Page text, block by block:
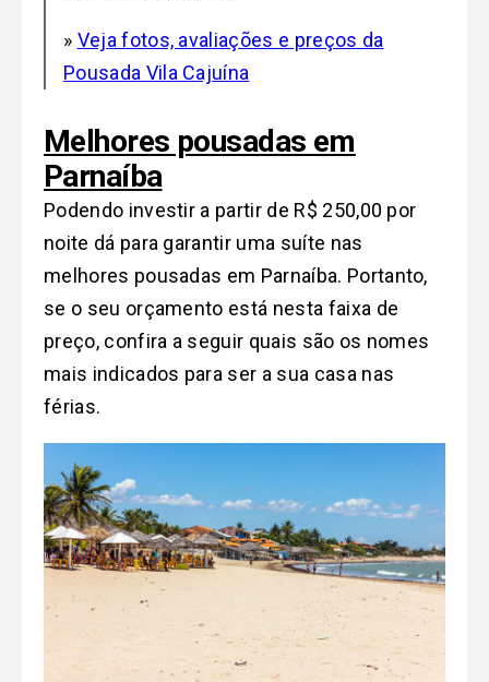
» Veja fotos, avaliações e preços da
Pousada Vila Cajuína
Melhores pousadas em
Parnaíba
Podendo investir a partir de R$ 250,00 por
noite dá para garantir uma suíte nas
melhores pousadas em Parnaíba. Portanto,
se o seu orçamento está nesta faixa de
preço, confira a seguir quais são os nomes
mais indicados para ser a sua casa nas
férias.